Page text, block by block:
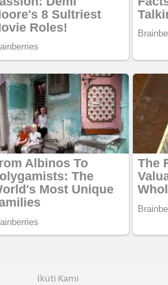
Ikuti Kami